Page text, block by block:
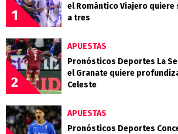
1
el Romántico Viajero quiere
a tres
2
APUESTAS
Pronósticos Deportes La
el Granate quiere
Celeste
APUESTAS
Pronósticos Deportes